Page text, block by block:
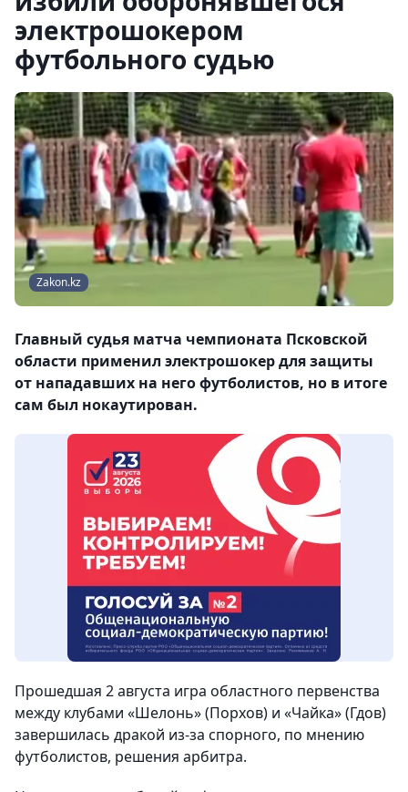
электрошокером
футбольного судью
Zakon.kz
Главный судья матча чемпионата Псковской
области применил электрошокер для защиты
от нападавших на него футболистов, но в итоге
сам был нокаутирован.
Прошедшая 2 августа игра областного первенства
между клубами «Шелонь» (Порхов) и «Чайка» (Гдов)
завершилась дракой из-за спорного, по мнению
футболистов, решения арбитра.